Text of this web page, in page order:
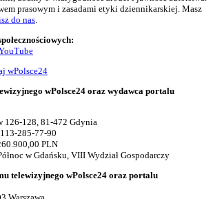
prasowym i zasadami etyki dziennikarskiej. Masz
do nas.
wPolsce24
wPolsce24 oraz wydawca portalu
126-128, 81-472 Gdynia
285-77-90
PLN
w Gdańsku, VIII Wydział Gospodarczy
telewizyjnego wPolsce24 oraz portalu